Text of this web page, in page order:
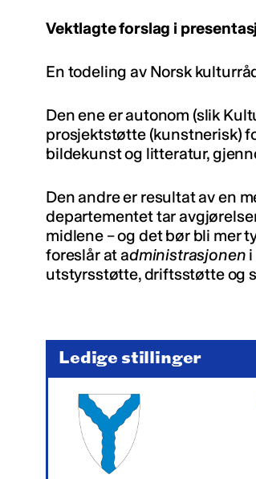
Vektlagte forslag i
En todeling av Norsk
Den ene er autonom (slik
prosjektstøtte (kunstnerisk)
bildekunst og litteratur,
Den andre er resultat av en
departementet tar
midlene – og det bør bli mer
foreslår at administrasjonen
utstyrsstøtte, driftsstøtte og
Ledige stillinger